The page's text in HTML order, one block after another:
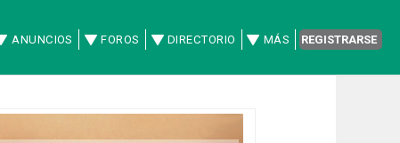
ANUNCIOS FOROS DIRECTORIO MÁS REGISTRARSE